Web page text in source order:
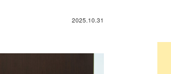
2025.10.31